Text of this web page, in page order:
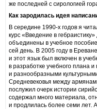
же последней с сирологией
Как зародилась идея
В середине 1990-х годов я
курс «Введение в
объединены в учебное
сей день. В 2005 году в
и этот язык был включен в
в разработке учебного плана
и разнообразными
Средневековья между
послужил очерк истории
содержал много материала,
и продлилась более семи лет.